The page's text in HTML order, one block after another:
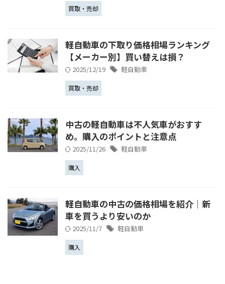
買取・売却
軽自動車の下取り価格相場ランキング
【メーカー別】買い替えは損？
2025/12/19 軽自動車
買取・売却
中古の軽自動車は不人気車がおすす
め。購入のポイントと注意点
2025/11/26 軽自動車
購入
軽自動車の中古の価格相場を紹介｜新
車を買うより安いのか
2025/11/7 軽自動車
購入